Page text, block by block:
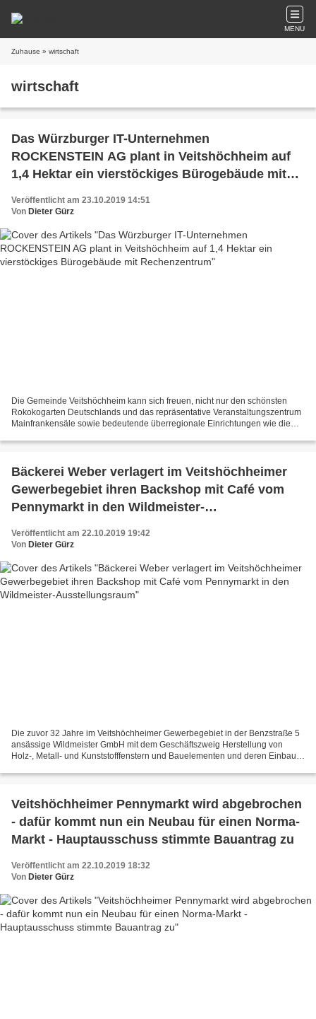
MENU
Zuhause » wirtschaft
wirtschaft
Das Würzburger IT-Unternehmen
ROCKENSTEIN AG plant in Veitshöchheim auf
1,4 Hektar ein vierstöckiges Bürogebäude mit
Veröffentlicht am 23.10.2019 14:51
Von Dieter Gürz
Die Gemeinde Veitshöchheim kann sich freuen, nicht nur den schönsten
Rokokogarten Deutschlands und das repräsentative Veranstaltungszentrum
Mainfrankensäle sowie bedeutende überregionale Einrichtungen wie die
Bäckerei Weber verlagert im Veitshöchheimer
Gewerbegebiet ihren Backshop mit Café vom
Pennymarkt in den Wildmeister-
Veröffentlicht am 22.10.2019 19:42
Von Dieter Gürz
Die zuvor 32 Jahre im Veitshöchheimer Gewerbegebiet in der Benzstraße 5
ansässige Wildmeister GmbH mit dem Geschäftszweig Herstellung von
Holz-, Metall- und Kunststofffenstern und Bauelementen und deren Einbau
Veitshöchheimer Pennymarkt wird abgebrochen
- dafür kommt nun ein Neubau für einen Norma-
Markt - Hauptausschuss stimmte Bauantrag zu
Veröffentlicht am 22.10.2019 18:32
Von Dieter Gürz